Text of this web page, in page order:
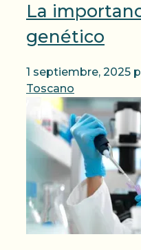
La
genético
1 septiembre, 2025
Toscano